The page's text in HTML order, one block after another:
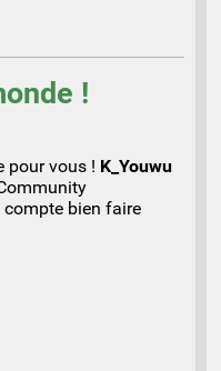
!
pour vous ! K_Youwu
bien faire